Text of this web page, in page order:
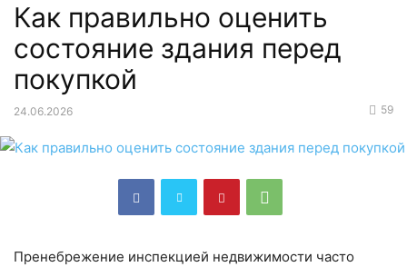
Как правильно оценить
состояние здания перед
покупкой
24.06.2026 59
Пренебрежение инспекцией недвижимости часто